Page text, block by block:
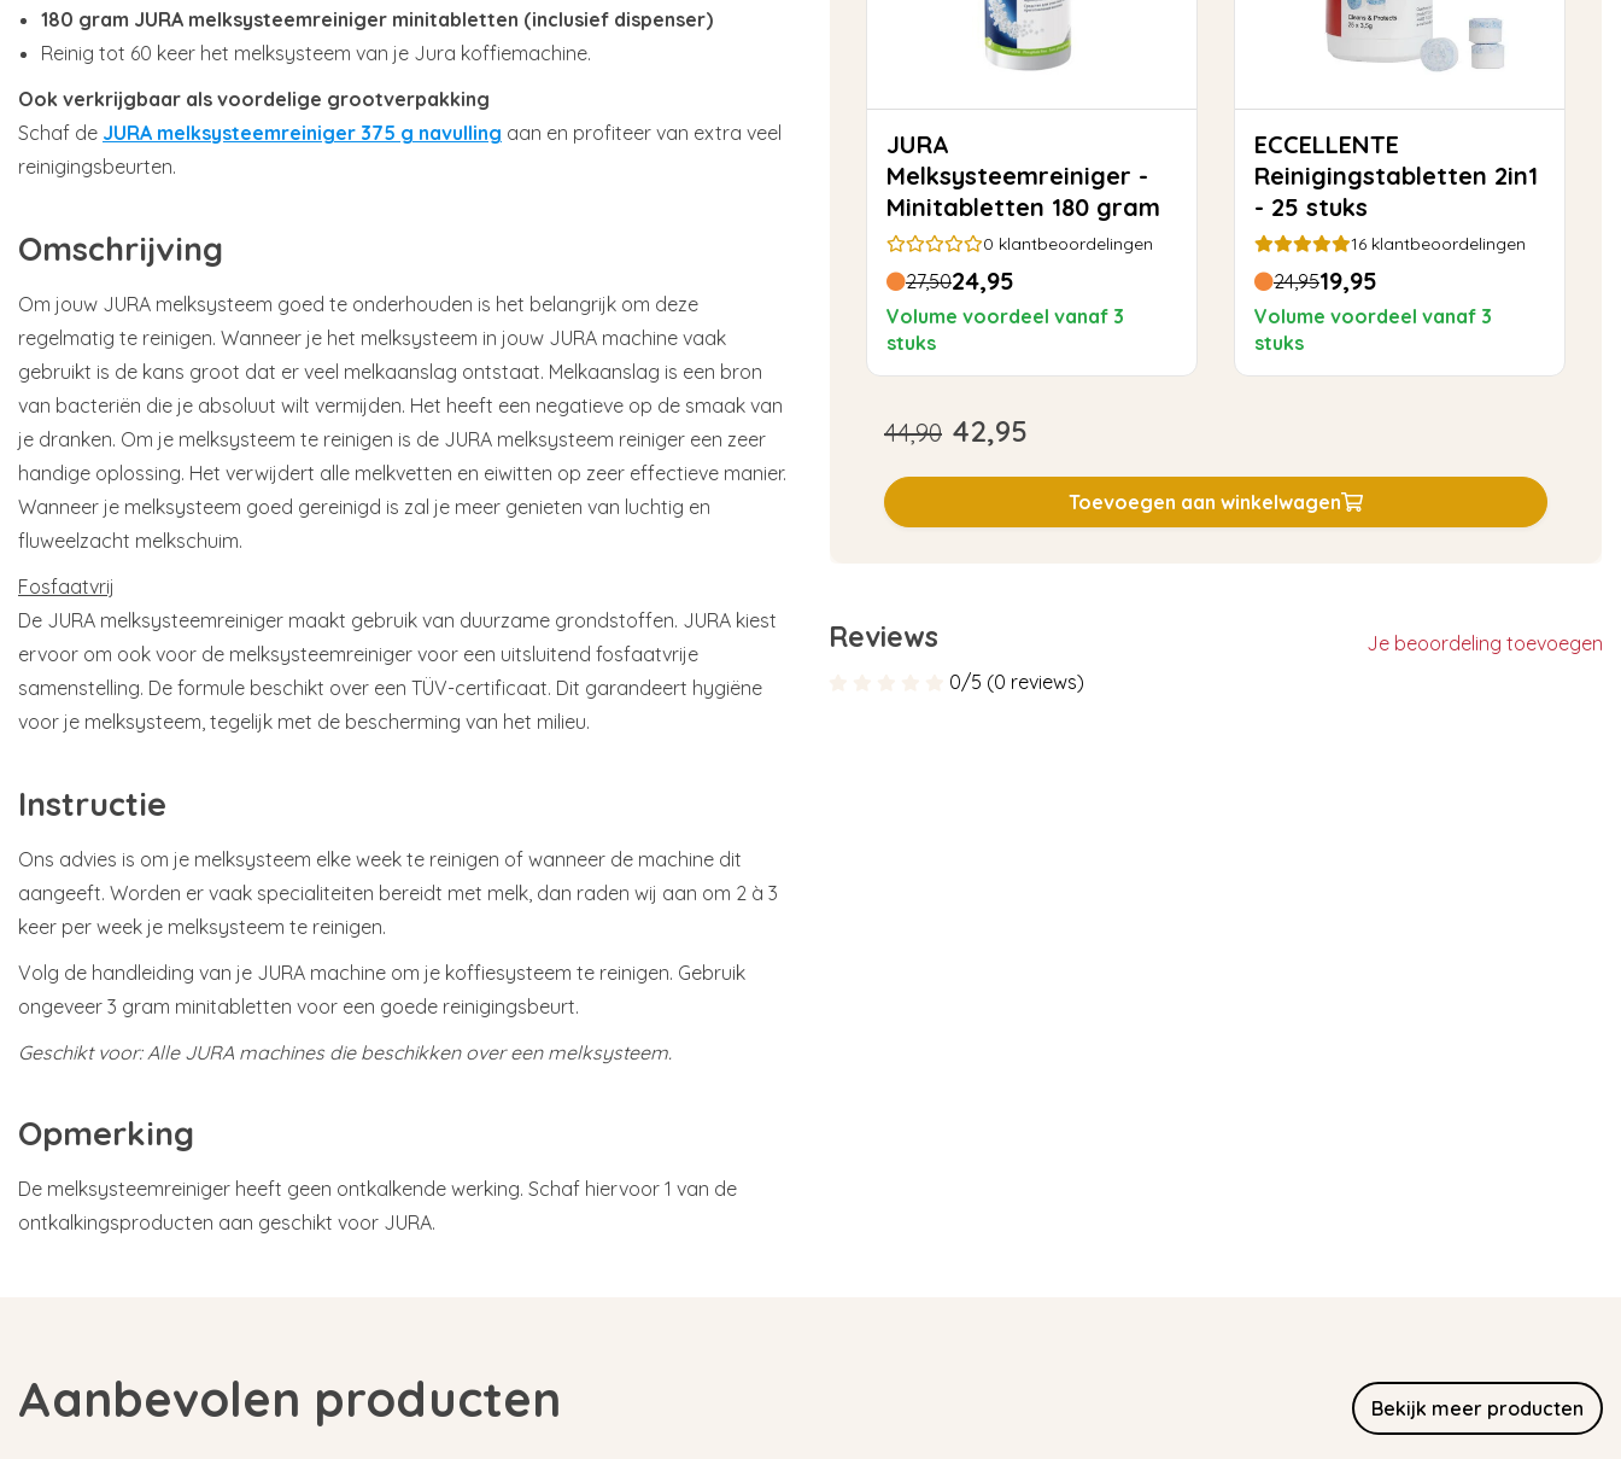
180 gram JURA melksysteemreiniger minitabletten (inclusief dispenser)
Reinig tot 60 keer het melksysteem van je Jura koffiemachine.
Ook verkrijgbaar als voordelige grootverpakking
Schaf de JURA melksysteemreiniger 375 g navulling aan en profiteer van extra veel
reinigingsbeurten.
Omschrijving
Om jouw JURA melksysteem goed te onderhouden is het belangrijk om deze
regelmatig te reinigen. Wanneer je het melksysteem in jouw JURA machine vaak
gebruikt is de kans groot dat er veel melkaanslag ontstaat. Melkaanslag is een bron
van bacteriën die je absoluut wilt vermijden. Het heeft een negatieve op de smaak van
je dranken. Om je melksysteem te reinigen is de JURA melksysteem reiniger een zeer
handige oplossing. Het verwijdert alle melkvetten en eiwitten op zeer effectieve manier.
Wanneer je melksysteem goed gereinigd is zal je meer genieten van luchtig en
fluweelzacht melkschuim.
Fosfaatvrij
De JURA melksysteemreiniger maakt gebruik van duurzame grondstoffen. JURA kiest
ervoor om ook voor de melksysteemreiniger voor een uitsluitend fosfaatvrije
samenstelling. De formule beschikt over een TÜV-certificaat. Dit garandeert hygiëne
voor je melksysteem, tegelijk met de bescherming van het milieu.
Instructie
Ons advies is om je melksysteem elke week te reinigen of wanneer de machine dit
aangeeft. Worden er vaak specialiteiten bereidt met melk, dan raden wij aan om 2 à 3
keer per week je melksysteem te reinigen.
Volg de handleiding van je JURA machine om je koffiesysteem te reinigen. Gebruik
ongeveer 3 gram minitabletten voor een goede reinigingsbeurt.
Geschikt voor: Alle JURA machines die beschikken over een melksysteem.
Opmerking
De melksysteemreiniger heeft geen ontkalkende werking. Schaf hiervoor 1 van de
ontkalkingsproducten aan geschikt voor JURA.
JURA
Melksysteemreiniger -
Minitabletten 180 gram
0 klantbeoordelingen
27,5024,95
Volume voordeel vanaf 3
stuks
ECCELLENTE
Reinigingstabletten 2in1
- 25 stuks
16 klantbeoordelingen
24,9519,95
Volume voordeel vanaf 3
stuks
44,90 42,95
Toevoegen aan winkelwagen
Reviews
Je beoordeling toevoegen
0/5 (0 reviews)
Aanbevolen producten Bekijk meer producten